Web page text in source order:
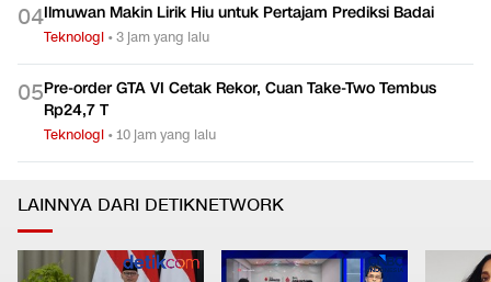
04Ilmuwan Makin Lirik Hiu untuk Pertajam Prediksi Badai
Teknologi •3 jam yang lalu
05Pre-order GTA VI Cetak Rekor, Cuan Take-Two Tembus
Rp24,7 T
Teknologi •10 jam yang lalu
LAINNYA DARI DETIKNETWORK